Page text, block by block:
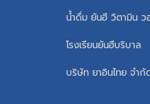
น้ำดื่ม ยันฮี วิตามิน ว
โรงเรียนยันฮีบริบาล
บริษัท ยาอินไทย จำกั